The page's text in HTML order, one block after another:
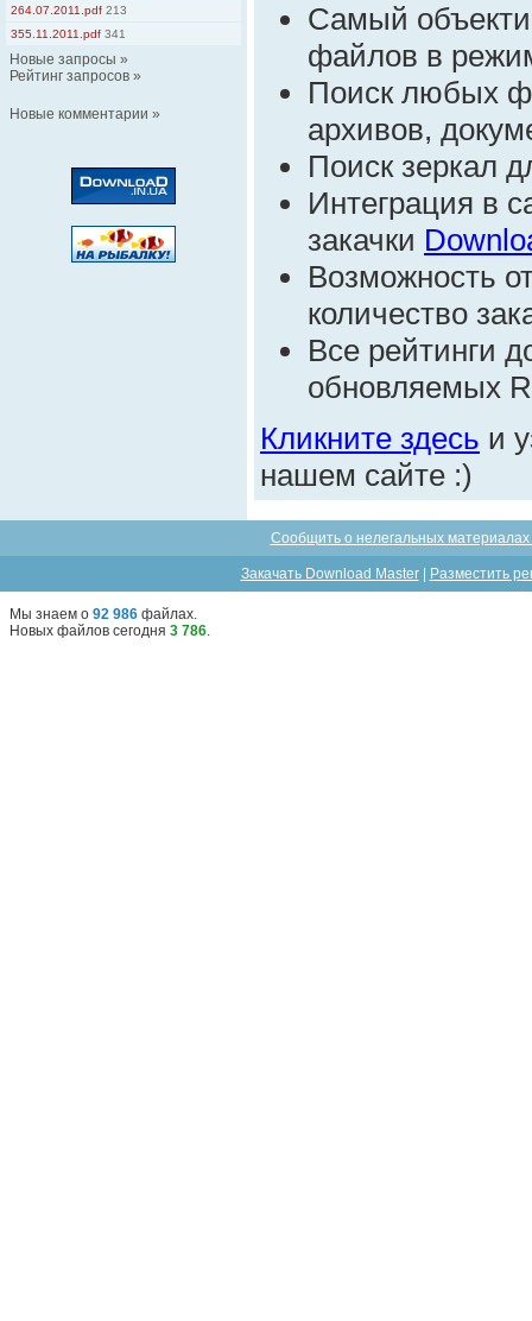
264.07.2011.pdf 213
355.11.2011.pdf 341
Новые запросы »
Рейтинг запросов »
Новые комментарии »
Самый
файлов в
Поиск любых
архивов,
Поиск зеркал
Интеграция в
закачки
Возможность
количество
Все рейтинги
обновляемых
Кликните здесь и
нашем сайте :)
Сообщить о нелегальных
Закачать Download Master| Разместить
Мы знаем о 92 986 файлах.
Новых файлов сегодня 3 786.